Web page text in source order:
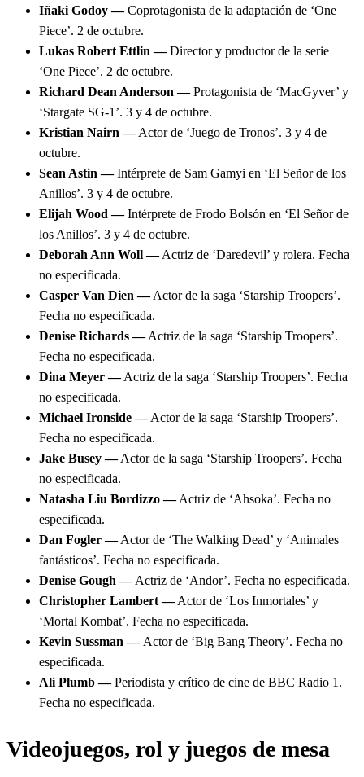
Iñaki Godoy —Coprotagonista de la adaptación de ‘One
Piece’. 2 de octubre.
Lukas Robert Ettlin —Director y productor de la serie
‘One Piece’. 2 de octubre.
Richard Dean Anderson —Protagonista de ‘MacGyver’ y
‘Stargate SG-1’. 3 y 4 de octubre.
Kristian Nairn —Actor de ‘Juego de Tronos’. 3 y 4 de
octubre.
Sean Astin —Intérprete de Sam Gamyi en ‘El Señor de los
Anillos’. 3 y 4 de octubre.
Elijah Wood —Intérprete de Frodo Bolsón en ‘El Señor de
los Anillos’. 3 y 4 de octubre.
Deborah Ann Woll —Actriz de ‘Daredevil’ y rolera. Fecha
no especificada.
Casper Van Dien —Actor de la saga ‘Starship Troopers’.
Fecha no especificada.
Denise Richards —Actriz de la saga ‘Starship Troopers’.
Fecha no especificada.
Dina Meyer —Actriz de la saga ‘Starship Troopers’. Fecha
no especificada.
Michael Ironside —Actor de la saga ‘Starship Troopers’.
Fecha no especificada.
Jake Busey —Actor de la saga ‘Starship Troopers’. Fecha
no especificada.
Natasha Liu Bordizzo —Actriz de ‘Ahsoka’. Fecha no
especificada.
Dan Fogler —Actor de ‘The Walking Dead’ y ‘Animales
fantásticos’. Fecha no especificada.
Denise Gough —Actriz de ‘Andor’. Fecha no especificada.
Christopher Lambert —Actor de ‘Los Inmortales’ y
‘Mortal Kombat’. Fecha no especificada.
Kevin Sussman — Actor de ‘Big Bang Theory’. Fecha no
especificada.
Ali Plumb —Periodista y crítico de cine de BBC Radio 1.
Fecha no especificada.
Videojuegos, rol y juegos de mesa